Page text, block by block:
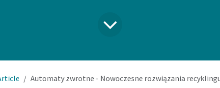
Automaty zwrotne - Nowoczesne rozwiązania